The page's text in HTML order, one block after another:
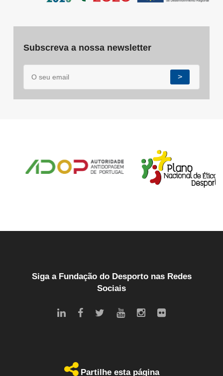
Subscreva a nossa newsletter
>
Siga a Fundação do Desporto nas Redes
Sociais
Partilhe esta página